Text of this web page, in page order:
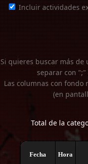
Incluir actividades
Si quieres buscar más
separar con
Las columnas con
(en
Total de la
Fecha Hora